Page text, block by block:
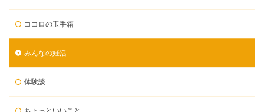
ココロの玉手箱
みんなの妊活
体験談